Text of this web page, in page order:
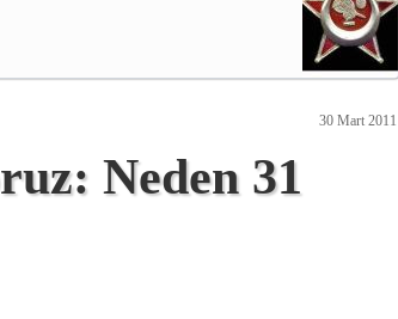
30 Mart 2011
Neden 31